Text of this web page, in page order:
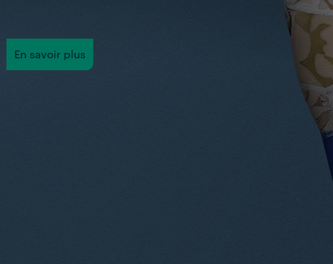
En savoir plus